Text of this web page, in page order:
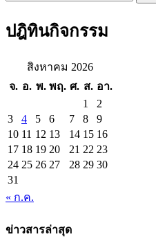
ปฎิทินกิจกรรม
สิงหาคม 2026
จ. อ. พ. พฤ. ศ. ส. อา.
1
2
3
4 5 6 7 8
9
10 11 12 13 14 15 16
17 18 19 20 21 22 23
24 25 26 27 28 29 30
31
« ก.ค.
ข่าวสารล่าสุด